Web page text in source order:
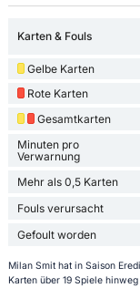
Karten & Fouls
Gelbe Karten
Rote Karten
Gesamtkarten
Minuten pro
Verwarnung
Mehr als 0,5 Karten
Fouls verursacht
Gefoult worden
Milan Smit hat in Saison
Karten über 19 Spiele